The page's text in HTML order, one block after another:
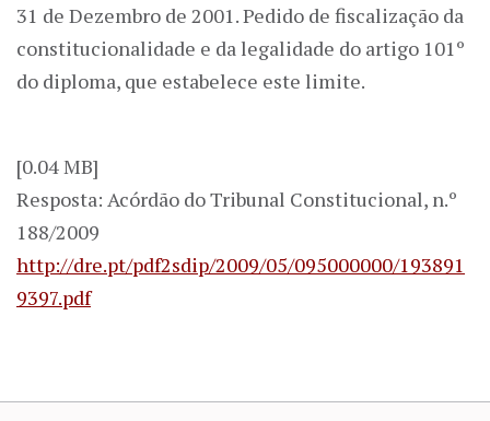
31 de Dezembro de 2001. Pedido de fiscalização da
constitucionalidade e da legalidade do artigo 101º
do diploma, que estabelece este limite.
[0.04 MB]
Resposta: Acórdão do Tribunal Constitucional, n.º
188/2009
http://dre.pt/pdf2sdip/2009/05/095000000/193891
9397.pdf